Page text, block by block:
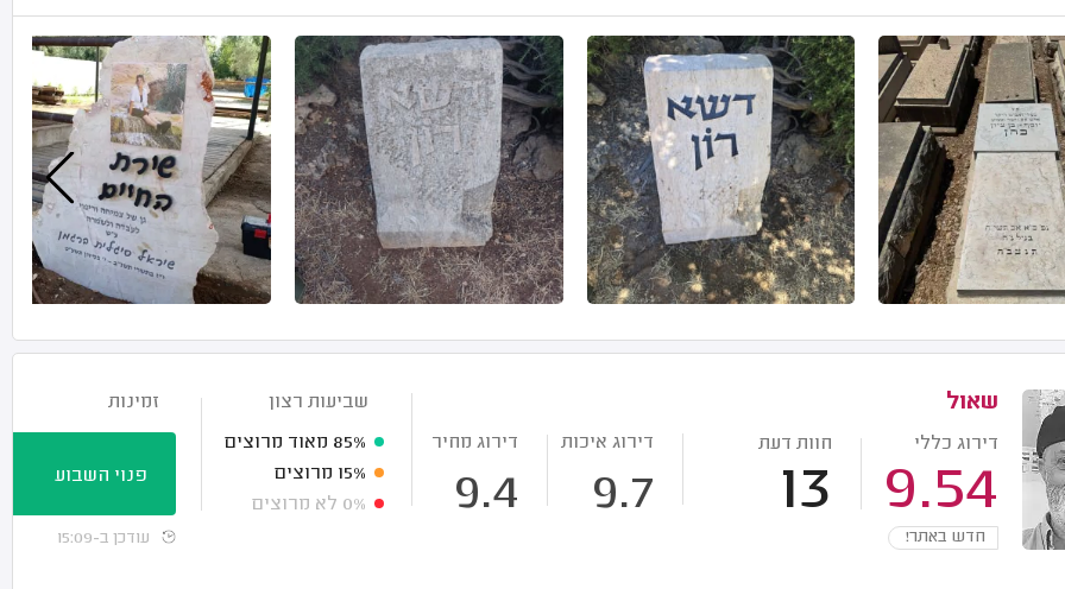
שאול
דירוג כללי
9.54
חוות דעת
13
דירוג איכות
9.7
דירוג מחיר
9.4
חדש באתר!
שביעות רצון
85% מאוד מרוצים
15% מרוצים
0% לא מרוצים
זמינות
פנוי השבוע
עודכן ב-15:09